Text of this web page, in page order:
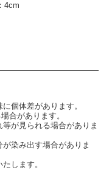
4cm
個体差があります。
合があります。
が見られる場合がありま
染み出す場合がありま
します。